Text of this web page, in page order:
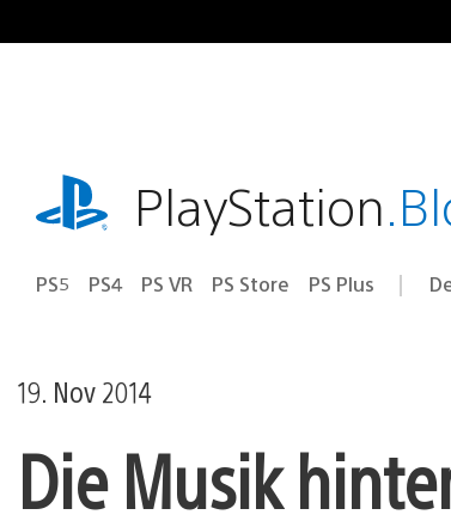
Inhalt
playstation.comPlayStation
PS5 PS4 PS VR PS Store PS Plus
19. Nov 2014
Die Musik